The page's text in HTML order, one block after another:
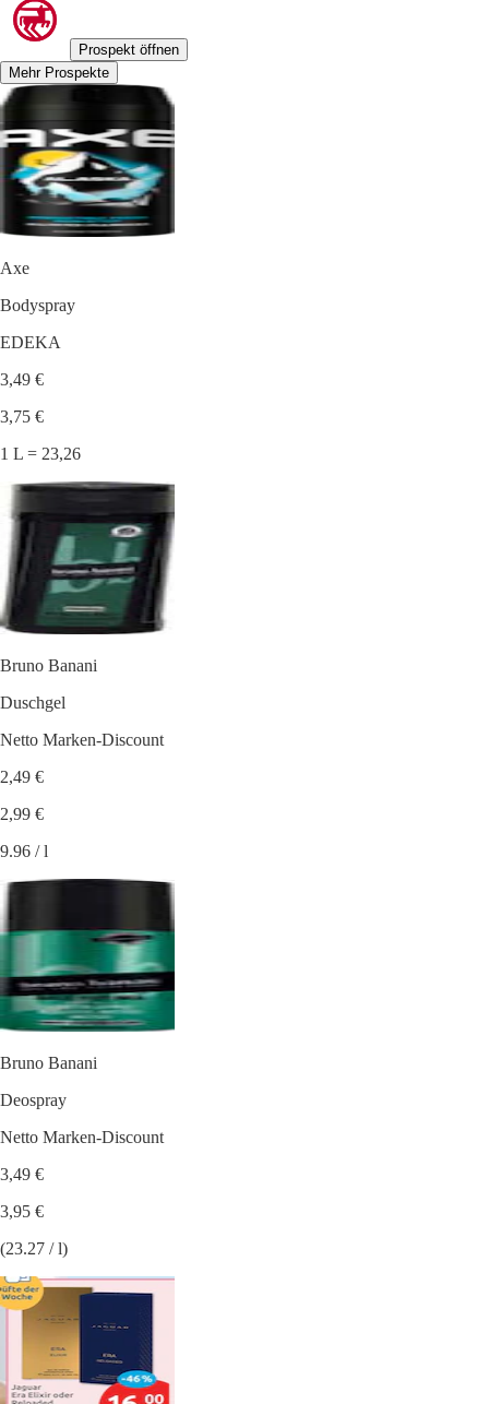
Prospekt öffnen
Mehr Prospekte
Axe
Bodyspray
EDEKA
3,49 €
3,75 €
1 L = 23,26
Bruno Banani
Duschgel
Netto Marken-Discount
2,49 €
2,99 €
9.96 / l
Bruno Banani
Deospray
Netto Marken-Discount
3,49 €
3,95 €
(23.27 / l)